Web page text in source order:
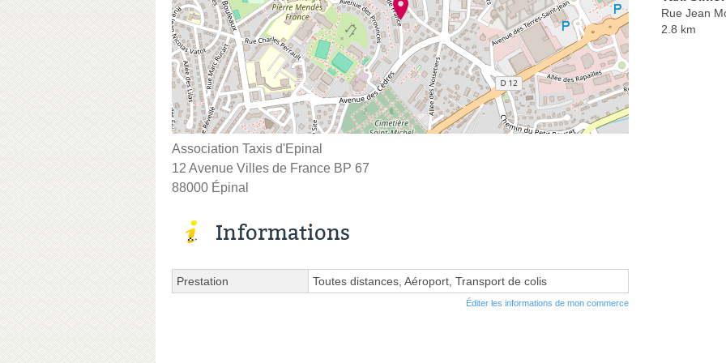
Association Taxis d'Epinal
12 Avenue Villes de France BP 67
88000 Épinal
Informations
Prestation Toutes distances, Aéroport, Transport de colis
Éditer les informations de mon commerce
Rue Jean
2.8 km